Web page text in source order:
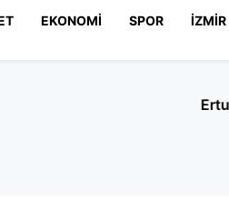
EKONOMI SPOR İZMIR
hakaret'